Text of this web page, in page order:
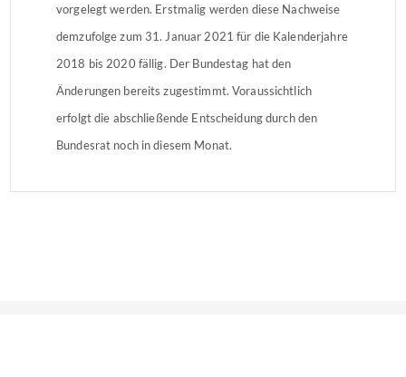
vorgelegt werden. Erstmalig werden diese Nachweise
demzufolge zum 31. Januar 2021 für die Kalenderjahre
2018 bis 2020 fällig. Der Bundestag hat den
Änderungen bereits zugestimmt. Voraussichtlich
erfolgt die abschließende Entscheidung durch den
Bundesrat noch in diesem Monat.